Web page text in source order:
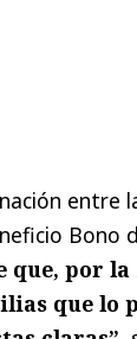
entre
Bono
que, por
que lo